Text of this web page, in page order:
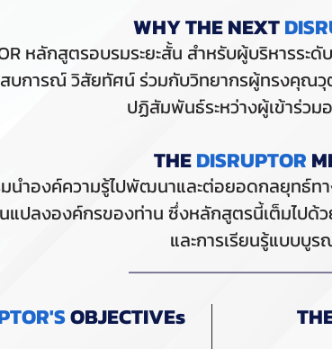
WHY THE NEXT
หลักสูตรอบรมระยะสั้น สำหรับผู้บริหารระ
สบการณ์ วิสัยทัศน์ ร่วมกับวิทยากรผู้ทรงคุณวุ
ปฏิสัมพันธ์ระหว่างผู้เข้าร่ว
THEDISRUPTOR
มนำองค์ความรู้ไปพัฒนาและต่อยอดกลยุทธ์ท
แปลงองค์กรของท่าน ซึ่งหลักสูตรนี้เต็มไปด้
และการเรียนรู้แบบบูร
OBJECTIVEs